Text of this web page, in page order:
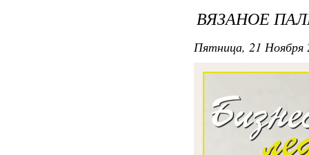
ВЯЗАНОЕ
Пятница, 21 Ноября